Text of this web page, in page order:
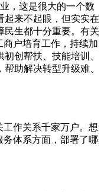
，这是很大的一个数
起来不起眼，但实实在
民生都十分重要。有关
商户培育工作，持续加
创帮扶、技能培训、
助解决转型升级难、
工作关系千家万户。想
务体系方面，部署了哪